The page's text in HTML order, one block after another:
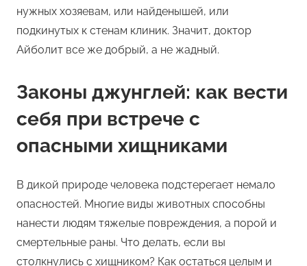
нужных хозяевам, или найденышей, или
подкинутых к стенам клиник. Значит, доктор
Айболит все же добрый, а не жадный.
Законы джунглей: как вести
себя при встрече с
опасными хищниками
В дикой природе человека подстерегает немало
опасностей. Многие виды животных способны
нанести людям тяжелые повреждения, а порой и
смертельные раны. Что делать, если вы
столкнулись с хищником? Как остаться целым и